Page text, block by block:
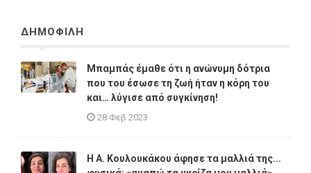
ΔΗΜΟΦΙΛΗ
Μπαμπάς έμαθε ότι η ανώνυμη δότρια
που του έσωσε τη ζωή ήταν η κόρη του
και… λύγισε από συγκίνηση!
28 Φεβ 2023
Η A. Κουλουκάκου άφησε τα μαλλιά της...